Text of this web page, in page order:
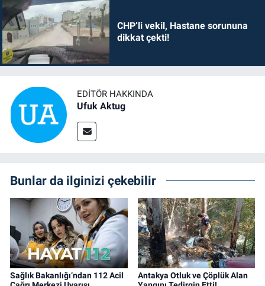
CHP’li vekil, Hastane sorununa
dikkat çekti!
EDITÖR HAKKINDA
Ufuk Aktug
Bunlar da ilginizi çekebilir
Sağlık Bakanlığı’ndan 112 Acil
Antakya Otluk ve Çöplük Alan